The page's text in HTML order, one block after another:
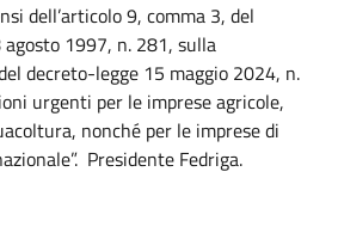
dell’articolo 9, comma 3, del
1997, n. 281, sulla
decreto-legge 15 maggio 2024, n.
urgenti per le imprese agricole,
nonché per le imprese di
Presidente Fedriga.